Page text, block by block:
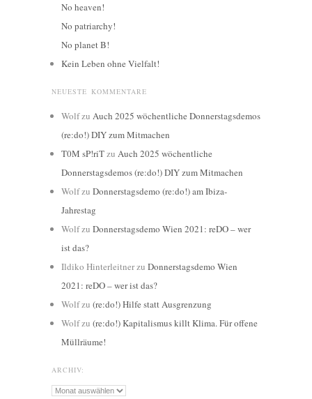
No heaven!
No patriarchy!
No planet B!
Kein Leben ohne Vielfalt!
NEUESTE KOMMENTARE
Wolfzu Auch 2025 wöchentliche Donnerstagsdemos
(re:do!) DIY zum Mitmachen
T0M sP!riTzu Auch 2025 wöchentliche
Donnerstagsdemos (re:do!) DIY zum Mitmachen
Wolfzu Donnerstagsdemo (re:do!) am Ibiza-
Jahrestag
Wolfzu Donnerstagsdemo Wien 2021: reDO – wer
ist das?
Ildiko Hinterleitnerzu Donnerstagsdemo Wien
2021: reDO – wer ist das?
Wolfzu (re:do!) Hilfe statt Ausgrenzung
Wolfzu (re:do!) Kapitalismus killt Klima. Für offene
Müllräume!
ARCHIV:
Archiv: